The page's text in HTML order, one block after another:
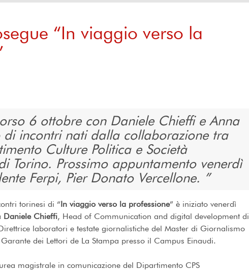
“In viaggio verso la
6 ottobre con Daniele Chieffi e Anna
di incontri nati dalla collaborazione tra
Culture Politica e Società
Torino. Prossimo appuntamento venerdì
Ferpi, Pier Donato Vercellone.
torinesi di “In viaggio verso la professione” è iniziato venerdì
Daniele Chieffi, Head of Communication and digital development di
laboratori e testate giornalistiche del Master di Giornalismo
dei Lettori de La Stampa presso il Campus Einaudi.
magistrale in comunicazione del Dipartimento CPS